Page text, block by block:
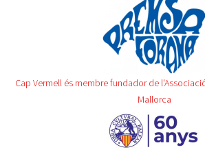
Cap Vermell és membre fundador de
Mallorca